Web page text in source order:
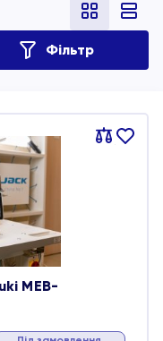
Фільтр
Порівняти
В
MEB-